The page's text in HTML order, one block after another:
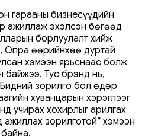
гарааны бизнесүүдийн
ажиллаж эхэлсэн бөгөөд
борлуулалт хийж
Опра өөрийнхөө дуртай
хэмээн ярьснаас болж
байжээ. Тус брэнд нь,
зорилго бол өдөр
хуванцарын хэрэглээг
учирах хохирлыг арилгах
зорилготой” хэмээн